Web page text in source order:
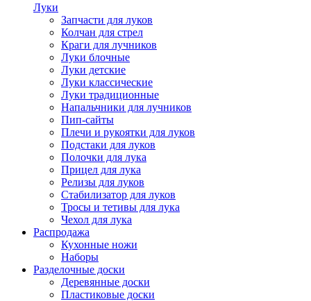
Луки
Запчасти для луков
Колчан для стрел
Краги для лучников
Луки блочные
Луки детские
Луки классические
Луки традиционные
Напальчники для лучников
Пип-сайты
Плечи и рукоятки для луков
Подстаки для луков
Полочки для лука
Прицел для лука
Релизы для луков
Стабилизатор для луков
Тросы и тетивы для лука
Чехол для лука
Распродажа
Кухонные ножи
Наборы
Разделочные доски
Деревянные доски
Пластиковые доски